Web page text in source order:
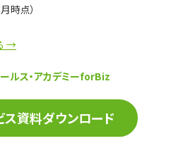
時点）
→
ルス・アカデミーforBiz
ス資料ダウンロード